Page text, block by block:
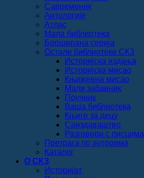
Савременик
Антологије
Атлас
Мала библиотека
Броширана серија
Остале библиотеке СКЗ
Историјска издања
Историјска мисао
Књижевна мисао
Мали забавник
Поучник
Ваша библиотека
Књиге за децу
Саиздаваштво
Разговори с писцима
Претрага по ауторима
Каталог
О СКЗ
Историјат